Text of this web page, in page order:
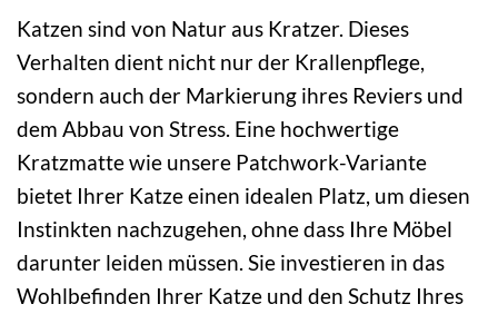
Katzen sind von Natur aus Kratzer. Dieses
Verhalten dient nicht nur der Krallenpflege,
sondern auch der Markierung ihres Reviers und
dem Abbau von Stress. Eine hochwertige
Kratzmatte wie unsere Patchwork-Variante
bietet Ihrer Katze einen idealen Platz, um diesen
Instinkten nachzugehen, ohne dass Ihre Möbel
darunter leiden müssen. Sie investieren in das
Wohlbefinden Ihrer Katze und den Schutz Ihres